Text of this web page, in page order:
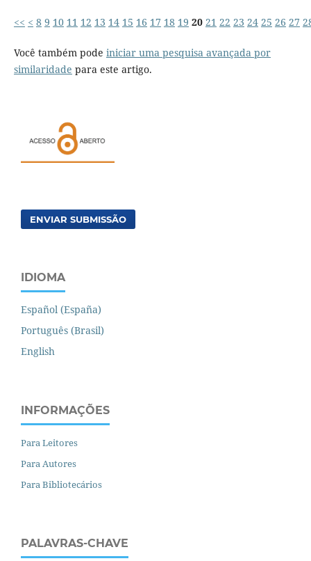
<< < 8 9 10 11 12 13 14 15 16 17 18 19 20 21 22 23 24 25 26 27
Você também pode iniciar uma pesquisa avançada por
similaridade para este artigo.
ENVIAR SUBMISSÃO
IDIOMA
Español (España)
Português (Brasil)
English
INFORMAÇÕES
Para Leitores
Para Autores
Para Bibliotecários
PALAVRAS-CHAVE